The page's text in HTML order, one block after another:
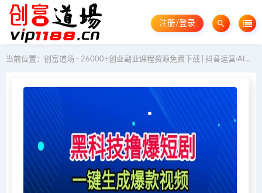
注册/登录
当前位置： 创富道场 - 26000+创业副业课程资源免费下载 | 抖音运营·AI教程·GEO优化